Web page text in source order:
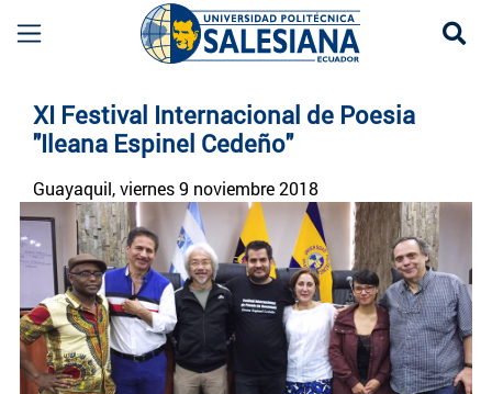
XI Festival Internacional de Poesia
"Ileana Espinel Cedeño"
Guayaquil, viernes 9 noviembre 2018